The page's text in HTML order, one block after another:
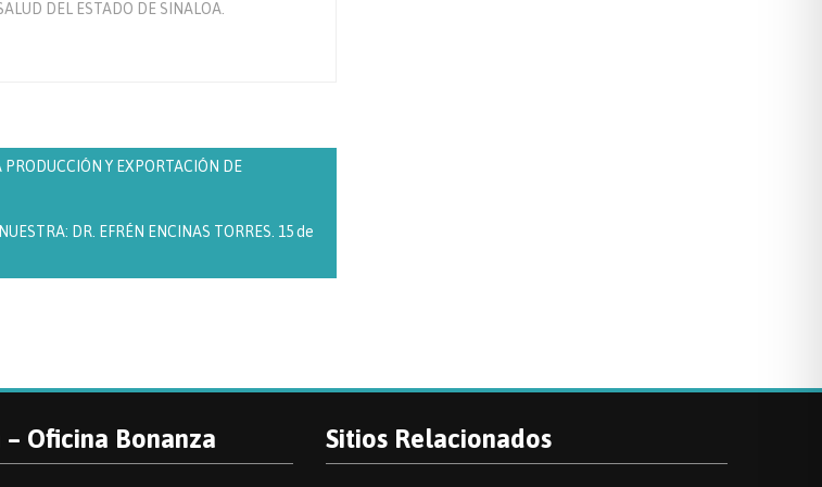
DEL ESTADO DE SINALOA.
Y EXPORTACIÓN DE
DR. EFRÉN ENCINAS TORRES. 15 de
Oficina Bonanza Sitios Relacionados